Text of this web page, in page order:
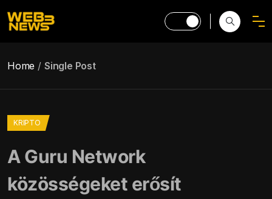
Home Single Post
KRIPTO
A Guru Network
közösségeket erősít